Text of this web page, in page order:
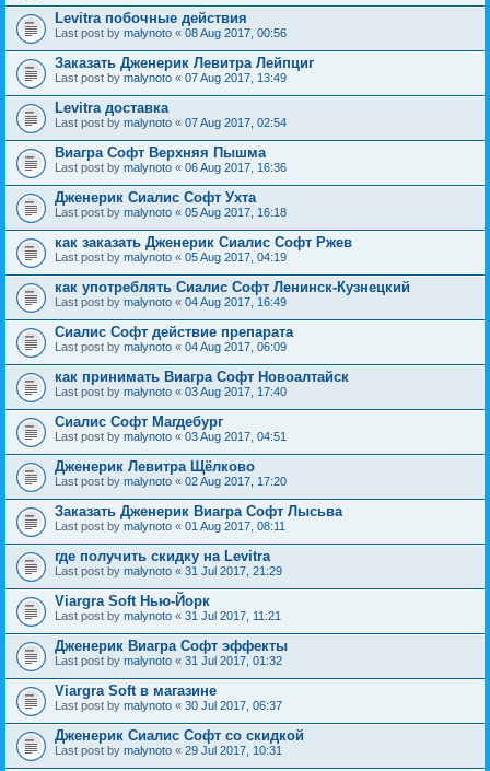
Levitra побочные действия
Last post by malynoto « 08 Aug 2017, 00:56
Заказать Дженерик Левитра Лейпциг
Last post by malynoto « 07 Aug 2017, 13:49
Levitra доставка
Last post by malynoto « 07 Aug 2017, 02:54
Виагра Софт Верхняя Пышма
Last post by malynoto « 06 Aug 2017, 16:36
Дженерик Сиалис Софт Ухта
Last post by malynoto « 05 Aug 2017, 16:18
как заказать Дженерик Сиалис Софт Ржев
Last post by malynoto « 05 Aug 2017, 04:19
как употреблять Сиалис Софт Ленинск-Кузнецкий
Last post by malynoto « 04 Aug 2017, 16:49
Сиалис Софт действие препарата
Last post by malynoto « 04 Aug 2017, 06:09
как принимать Виагра Софт Новоалтайск
Last post by malynoto « 03 Aug 2017, 17:40
Сиалис Софт Магдебург
Last post by malynoto « 03 Aug 2017, 04:51
Дженерик Левитра Щёлково
Last post by malynoto « 02 Aug 2017, 17:20
Заказать Дженерик Виагра Софт Лысьва
Last post by malynoto « 01 Aug 2017, 08:11
где получить скидку на Levitra
Last post by malynoto « 31 Jul 2017, 21:29
Viargra Soft Нью-Йорк
Last post by malynoto « 31 Jul 2017, 11:21
Дженерик Виагра Софт эффекты
Last post by malynoto « 31 Jul 2017, 01:32
Viargra Soft в магазине
Last post by malynoto « 30 Jul 2017, 06:37
Дженерик Сиалис Софт со скидкой
Last post by malynoto « 29 Jul 2017, 10:31